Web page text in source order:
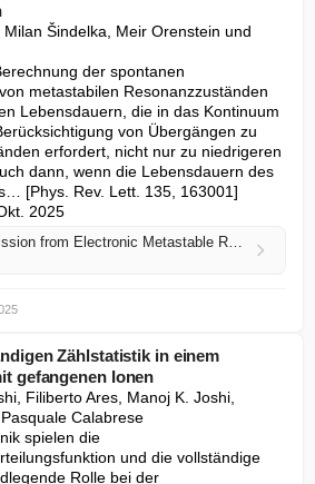
Šindelka, Meir Orenstein und
der spontanen
metastabilen Resonanzzuständen
Lebensdauern, die in das Kontinuum
von Übergängen zu
erfordert, nicht nur zu niedrigeren
dann, wenn die Lebensdauern des
[Phys. Rev. Lett. 135, 163001]
2025
Spontaneous Emission from Electronic Metastable Resonance States
Zählstatistik in einem
gefangenen Ionen
Filiberto Ares, Manoj K. Joshi,
Calabrese
spielen die
und die vollständige
Rolle bei der